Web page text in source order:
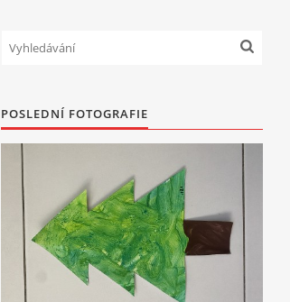
POSLEDNÍ FOTOGRAFIE